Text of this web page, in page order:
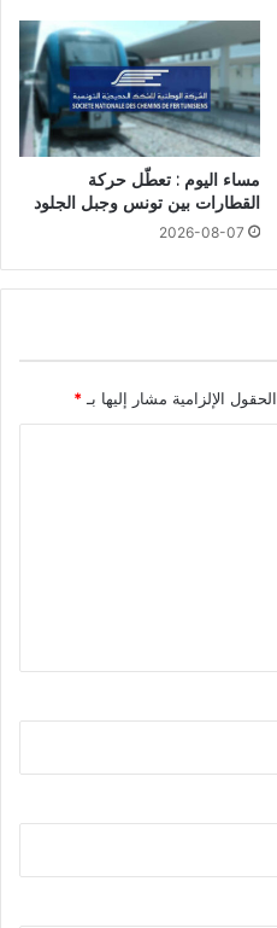
مساء اليوم : تعطّل حركة
القطارات بين تونس وجبل الجلود
2026-08-07
الحقول الإلزامية مشار إليها بـ *